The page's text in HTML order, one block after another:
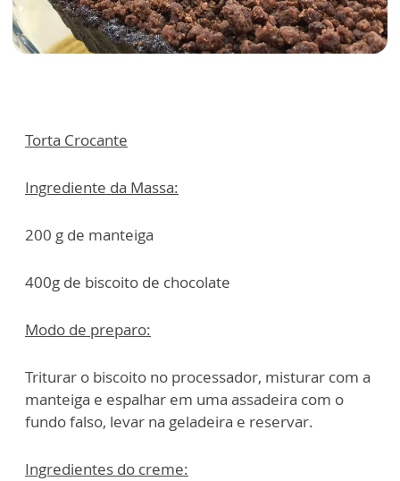
Torta Crocante
Ingrediente da Massa:
200 g de manteiga
400g de biscoito de chocolate
Modo de preparo:
Triturar o biscoito no processador, misturar com a
manteiga e espalhar em uma assadeira com o
fundo falso, levar na geladeira e reservar.
Ingredientes do creme: